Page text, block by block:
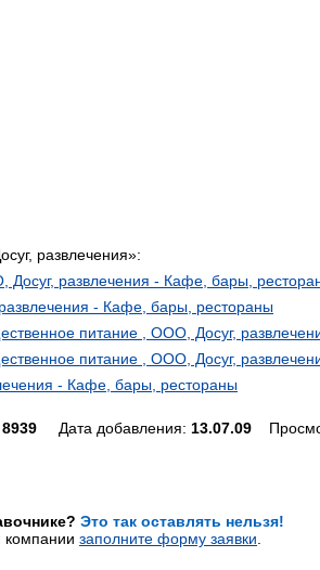
развлечения»:
развлечения - Кафе, бары,
- Кафе, бары, рестораны
питание , ООО, Досуг,
питание , ООО, Досуг,
- Кафе, бары, рестораны
8939 Дата добавления: 13.07.09
Это так оставлять нельзя!
компании заполните форму заявки